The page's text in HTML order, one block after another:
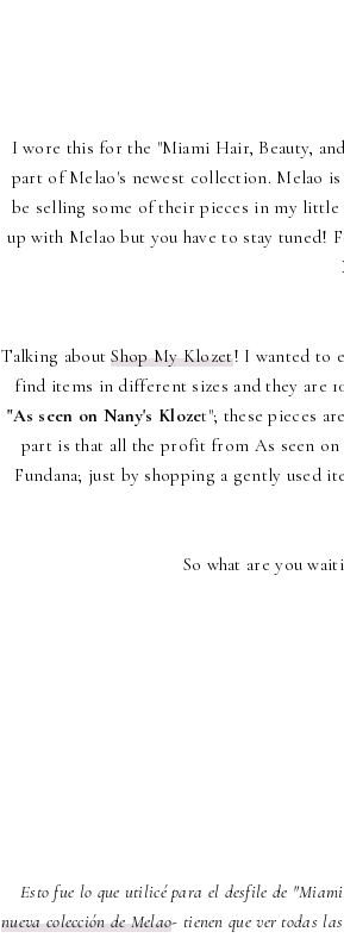
I wore this for the "Miami Hair, Beauty,
part of Melao's newest collection. Melao
be selling some of their pieces in my
up with Melao but you have to stay tuned!
Talking aboutShop My Klozet! I wanted to
find items in different sizes and they are
"As seen on Nany's Klozet"; these pieces
part is that all the profit from As seen on
Fundana; just by shopping a gently used
So what are you
Esto fue lo que utilicé para el desfile de
nueva colección de Melao- tienen que ver todas